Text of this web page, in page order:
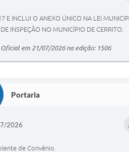
E INCLUI O ANEXO ÚNICO NA LEI
INSPEÇÃO NO MUNICÍPIO DE CERRITO.
em 21/07/2026 na edição: 1506
Portaria
2026
de Convênio.